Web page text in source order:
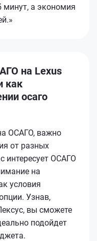
минут, а экономия
на Lexus
как
осаго
ОСАГО, важно
от разных
интересует ОСАГО
на
условия
Узнав,
вы сможете
подойдет